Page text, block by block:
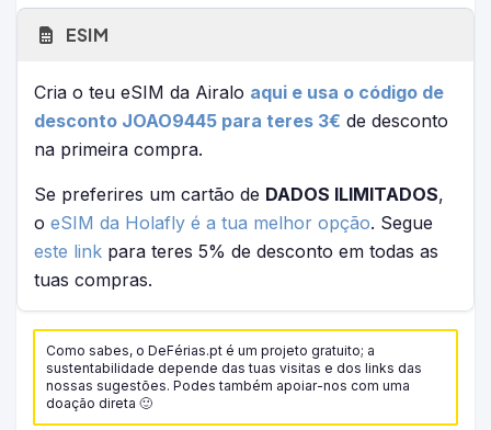
ESIM
Cria o teu eSIM da Airalo aqui e usa o código de
desconto JOAO9445 para teres 3€ de desconto
na primeira compra.
Se preferires um cartão de DADOS ILIMITADOS,
o eSIM da Holafly é a tua melhor opção. Segue
este link para teres 5% de desconto em todas as
tuas compras.
Como sabes, o DeFérias.pt é um projeto gratuito; a
sustentabilidade depende das tuas visitas e dos links das
nossas sugestões. Podes também apoiar-nos com uma
doação direta 🙂